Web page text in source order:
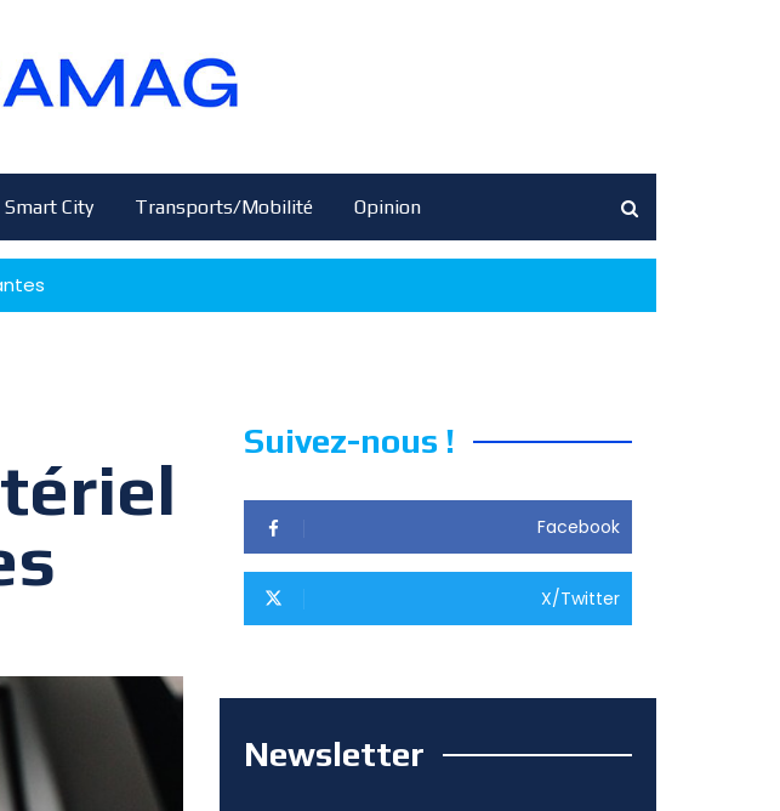
Smart City Transports/Mobilité Opinion
Suivez-nous !
Facebook
X/Twitter
Newsletter